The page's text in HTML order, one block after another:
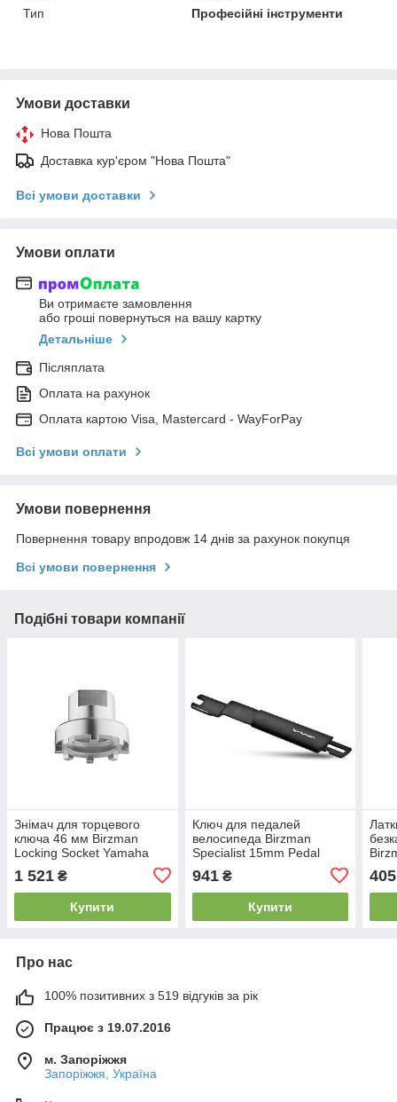
Тип
Професійні інструменти
Умови доставки
Нова Пошта
Доставка кур'єром "Нова Пошта"
Всі умови доставки
Умови оплати
Ви отримаєте замовлення
або гроші повернуться на вашу картку
Детальніше
Післяплата
Оплата на рахунок
Оплата картою Visa, Mastercard - WayForPay
Всі умови оплати
Умови повернення
Повернення товару впродовж 14 днів за рахунок покупця
Всі умови повернення
Подібні товари компанії
Знімач для торцевого
ключа 46 мм Birzman
Locking Socket Yamaha
PW-X 46 для стопорного
восьмизубчастого кільця
1 521 ₴
Купити
Ключ для педалей
велосипеда Birzman
Specialist 15mm Pedal
941₴
Купити
405
Про нас
100% позитивних з 519 відгуків за рік
Працює з 19.07.2016
м. Запоріжжя
Запоріжжя, Україна